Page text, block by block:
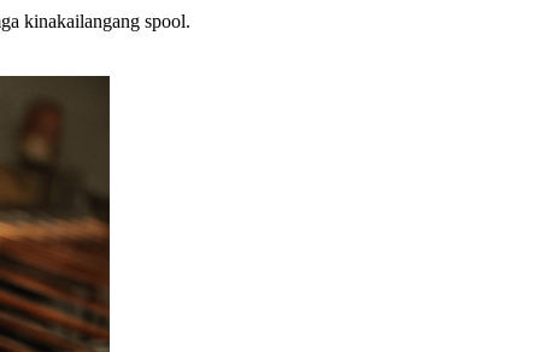
kinakailangang spool.